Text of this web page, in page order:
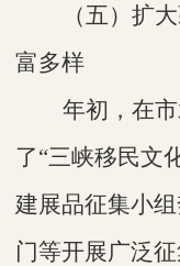
（五）扩
富多样
年初，在
了“三峡移民文
建展品征集小
门等开展广泛